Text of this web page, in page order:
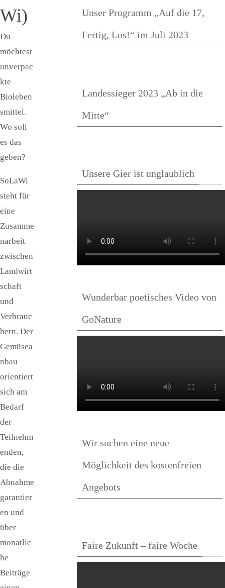
Wi)
Du
möchtest
unverpac
kte
Bioleben
smittel.
Wo soll
es das
geben?
SoLaWi
steht für
eine
Zusamme
narbeit
zwischen
Landwirt
schaft
und
Verbrauc
hern. Der
Gemüsea
nbau
orientiert
sich am
Bedarf
der
Teilnehm
enden,
die die
Abnahme
garantier
en und
über
monatlic
he
Beiträge
Unser Programm „Auf die 17,
Fertig, Los!“ im Juli 2023
Landessieger 2023 „Ab in die
Mitte“
Unsere Gier ist unglaublich
Wunderbar poetisches Video von
GoNature
Wir suchen eine neue
Möglichkeit des kostenfreien
Angebots
Faire Zukunft – faire Woche